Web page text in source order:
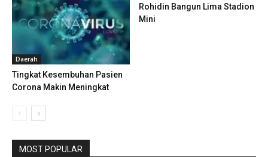
Daerah
Tingkat Kesembuhan Pasien
Corona Makin Meningkat
Rohidin Bangun Lima Stadion
Mini
MOST POPULAR